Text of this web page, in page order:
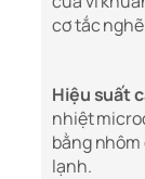
cơ tắc
Hiệu suất
nhiệt
bằng
lạnh.